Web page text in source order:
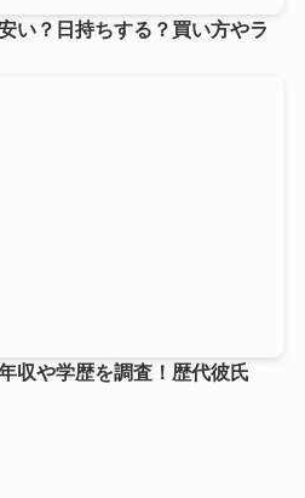
い？日持ちする？買い方やラ
収や学歴を調査！歴代彼氏